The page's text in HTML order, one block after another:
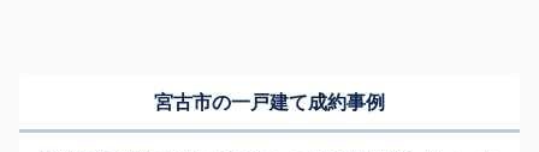
宮古市の一戸建て成約事例